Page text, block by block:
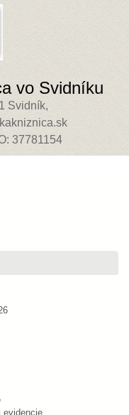
vo Svidníku
Svidník,
37781154
evidencie